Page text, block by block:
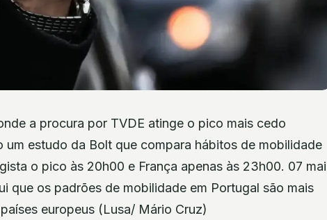
a procura por TVDE atinge o pico mais cedo
um estudo da Bolt que compara hábitos de mobilidade
o pico às 20h00 e França apenas às 23h00. 07
que os padrões de mobilidade em Portugal são mais
europeus (Lusa/ Mário Cruz)